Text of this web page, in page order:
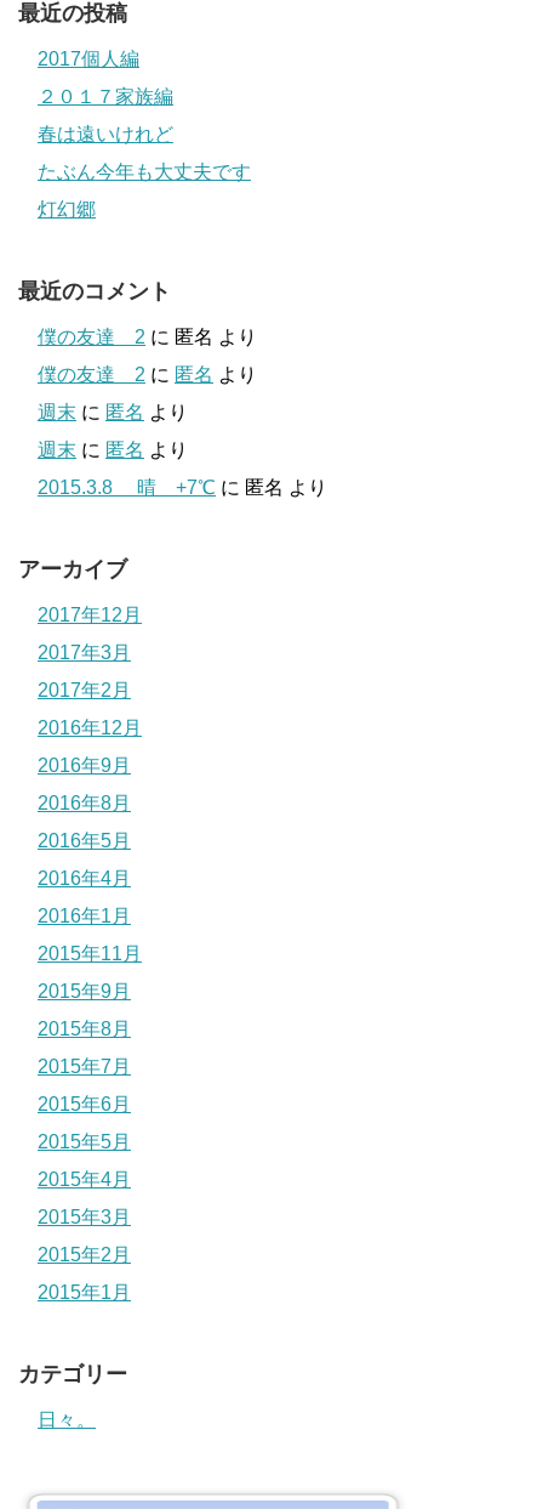
最近の投稿
2017個人編
２０１７家族編
春は遠いけれど
たぶん今年も大丈夫です
灯幻郷
最近のコメント
僕の友達 2 に 匿名 より
僕の友達 2 に 匿名 より
週末 に 匿名 より
週末 に 匿名 より
2015.3.8 晴 +7℃ に 匿名 より
アーカイブ
2017年12月
2017年3月
2017年2月
2016年12月
2016年9月
2016年8月
2016年5月
2016年4月
2016年1月
2015年11月
2015年9月
2015年8月
2015年7月
2015年6月
2015年5月
2015年4月
2015年3月
2015年2月
2015年1月
カテゴリー
日々。